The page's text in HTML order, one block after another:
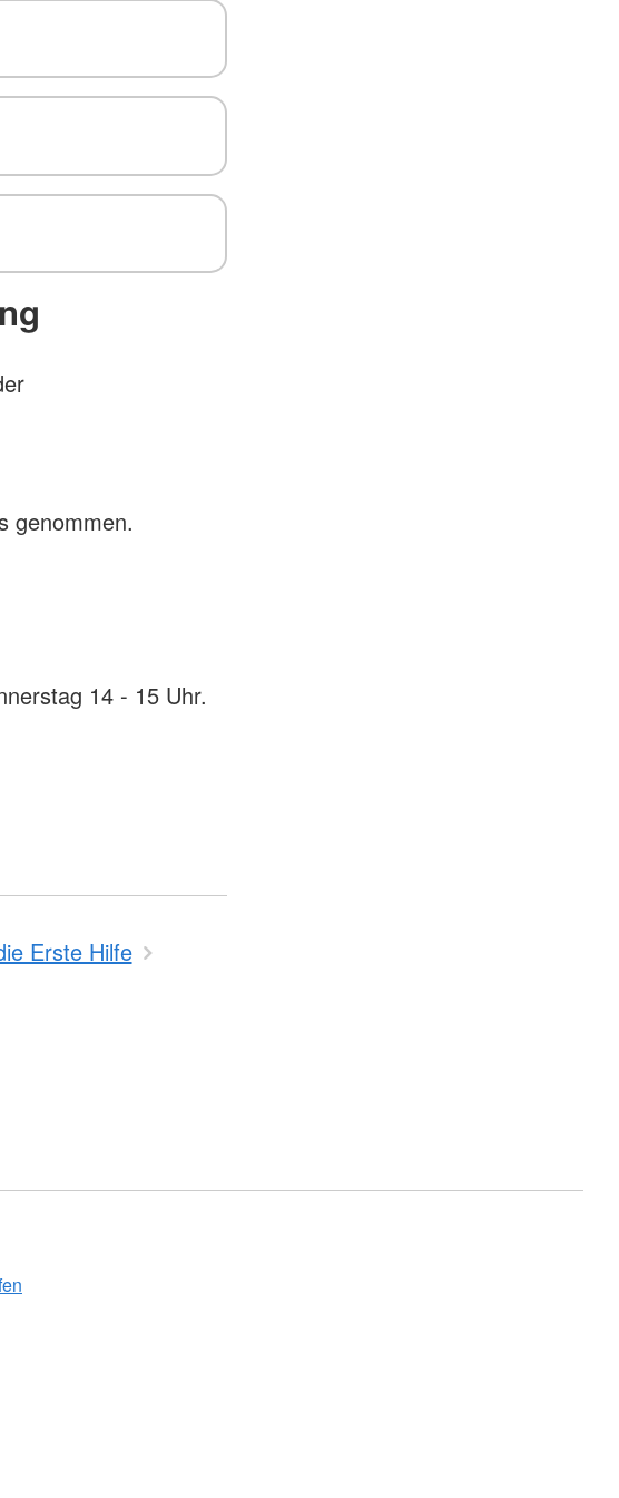
genommen.
14 - 15 Uhr.
Erste Hilfe